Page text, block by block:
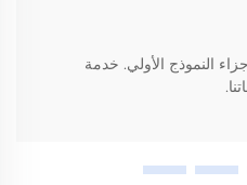
النموذج الأولي. خدمة